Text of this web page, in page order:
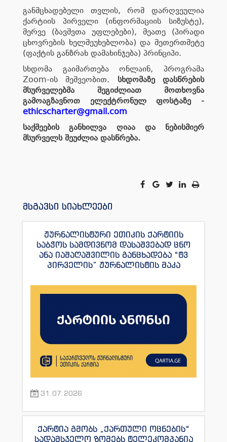
განმცხადებელი თვლის, რომ დარღვეულია
ქარტიის პირველი (ინფორმაციის სიზუსტე),
მერვე (ბავშვთა უფლებები), მეათე (პირადი
ცხოვრების ხელშეუხებლობა) და მეთერთმეტე
(ფაქტის განზრახ დამახინჯება) პრინციპი.
სხდომა გაიმართება ონლაინ, პროგრამა
Zoom-ის მეშვეობით. სხდომაზე დასწრების
მსურველებმა შეგიძლიათ მოთხოვნა
გამოაგზავნოთ ელექტრონულ ფოსტაზე -
ethicscharter@gmail.com
საქმეების განხილვა ღიაა და ნებისმიერ
მსურველს შეუძლია დასწრება.
მსგავსი სიახლეები
ჟურნალისტური ეთიკის ქარტიის
საბჭოს სამდივნომ დასაშვებად ცნო
ანა იაშაღაშვილის განცხადება “ტვ
პირველის” ჟურნალისტის მაკა
31.07.2026
ქარტია გმობს „ქართული ოცნების“
სადამსჯელო ზომებს ტელეკომპანია